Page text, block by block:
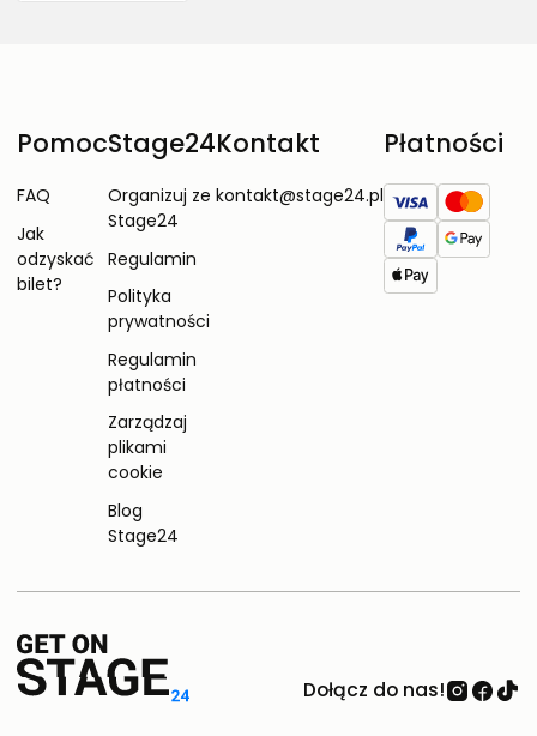
Pomoc
FAQ
Jak
odzyskać
bilet?
Stage24
Organizuj ze
Stage24
Regulamin
Polityka
prywatności
Regulamin
płatności
Zarządzaj
plikami
cookie
Blog
Stage24
Kontakt
kontakt@stage24.pl
Płatności
Dołącz do nas!